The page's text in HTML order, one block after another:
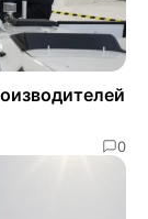
0